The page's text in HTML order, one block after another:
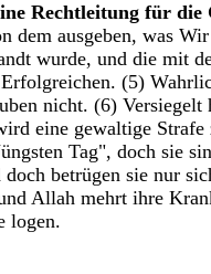
Rechtleitung für die
dem ausgeben, was
wurde, und die mit
(5)
nicht. (6)
eine gewaltige
Tag", doch sie
betrügen sie nur
Allah mehrt ihre
logen.